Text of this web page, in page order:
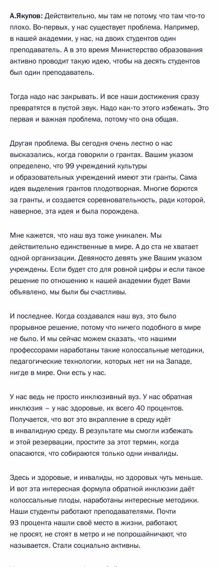
А.Якупов: Действительно, мы там не потому, что там что‑то
плохо. Во‑первых, у нас существует проблема. Например,
в нашей академии, у нас, на двоих студентов один
преподаватель. А в это время Министерство образования
активно проводит такую идею, чтобы на десять студентов
был один преподаватель.
Тогда надо нас закрывать. И все наши достижения сразу
превратятся в пустой звук. Надо как‑то этого избежать. Это
первая и важная проблема, потому что она общая.
Другая проблема. Вы сегодня очень лестно о нас
высказались, когда говорили о грантах. Вашим указом
определено, что 99 учреждений культуры
и образовательных учреждений имеют эти гранты. Сама
идея выделения грантов плодотворная. Многие борются
за гранты, и создается соревновательность, ради которой,
наверное, эта идея и была порождена.
Мне кажется, что наш вуз тоже уникален. Мы
действительно единственные в мире. А до ста не хватает
одной организации. Девяносто девять уже Вашим указом
учреждены. Если будет сто для ровной цифры и если такое
решение по отношению к нашей академии будет Вами
объявлено, мы были бы счастливы.
И последнее. Когда создавался наш вуз, это было
прорывное решение, потому что ничего подобного в мире
не было. И мы сейчас можем сказать, что нашими
профессорами наработаны такие колоссальные методики,
педагогические технологии, которых нет ни на Западе,
нигде в мире. Они есть у нас.
У нас ведь не просто инклюзивный вуз. У нас обратная
инклюзия – у нас здоровые, их всего 40 процентов.
Получается, что вот это вкрапление в среду идёт
в инвалидную среду. В результате мы смогли избежать
и этой резервации, простите за этот термин, когда
опасаются, что собираются только одни инвалиды.
Здесь и здоровые, и инвалиды, но здоровых чуть меньше.
И вот эта интересная формула обратной инклюзии даёт
колоссальные плоды, наработаны интересные методики.
Наши студенты работают преподавателями. Почти
93 процента нашли своё место в жизни, работают,
не просят, не стоят в метро и не попрошайничают, что
называется. Стали социально активны.